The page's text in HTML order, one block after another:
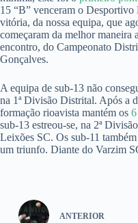
15 “B” venceram o
vitória, da nossa equipa, que
começaram da melhor
encontro, do Campeonato
Gonçalves.
A equipa de sub-13 não
na 1ª Divisão Distrital. Após a
formação rioavista mantém os
sub-13 estreou-se, na 2ª
Leixões SC. Os sub-11
um triunfo. Diante do Varzim
ANTERIOR